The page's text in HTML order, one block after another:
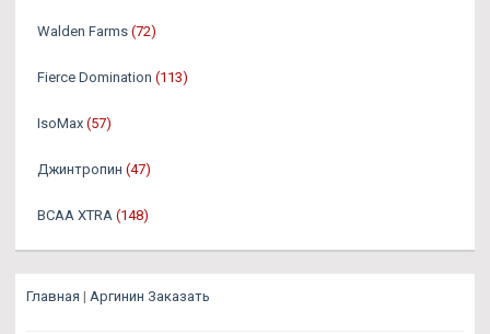
Walden Farms (72)
Fierce Domination (113)
IsoMax (57)
Джинтропин (47)
BCAA XTRA (148)
Главная | Аргинин Заказать